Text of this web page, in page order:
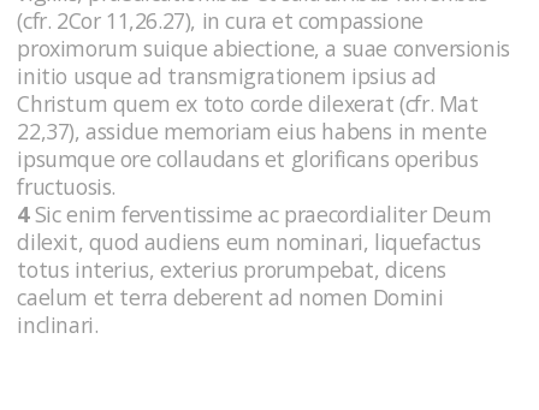
(cfr. 2Cor 11,26.27), in cura et compassione
proximorum suique abiectione, a suae conversionis
initio usque ad transmigrationem ipsius ad
Christum quem ex toto corde dilexerat (cfr. Mat
22,37), assidue memoriam eius habens in mente
ipsumque ore collaudans et glorificans operibus
fructuosis.
4Sic enim ferventissime ac praecordialiter Deum
dilexit, quod audiens eum nominari, liquefactus
totus interius, exterius prorumpebat, dicens
caelum et terra deberent ad nomen Domini
inclinari.